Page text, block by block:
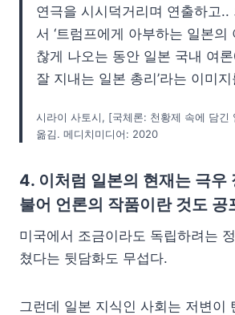
연극을 시시덕거리며 연출하고..
서 ‘트럼프에게 아부하는 일본의
찮게 나오는 동안 일본 국내 여
잘 지내는 일본 총리’라는 이미
시라이 사토시, [국체론: 천황제 속에 담긴
옮김. 메디치미디어: 2020
4. 이처럼 일본의 현재는 극우
불어 언론의 작품이란 것도 공
미국에서 조금이라도 독립하려는
쳤다는 뒷담화도 무섭다.
그런데 일본 지식인 사회는 저변이